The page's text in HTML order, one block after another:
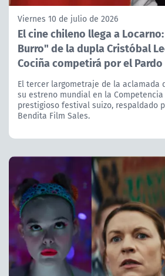
Viernes 10 de julio de 2026
El cine chileno llega a
Burro" de la dupla Cristóbal
Cociña competirá por el Pardo
El tercer largometraje de la aclamada
su estreno mundial en la
prestigioso festival suizo, respaldado
Bendita Film Sales.